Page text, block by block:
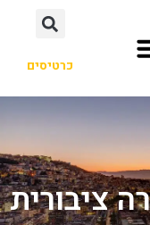
כרטיסים
ציבורית